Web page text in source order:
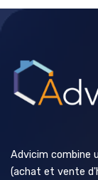
Advicim combine
(achat et vente